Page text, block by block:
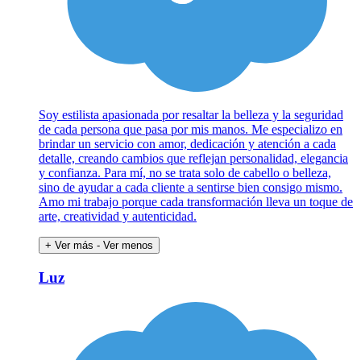
Soy estilista apasionada por resaltar la belleza y la seguridad
de cada persona que pasa por mis manos. Me especializo en
brindar un servicio con amor, dedicación y atención a cada
detalle, creando cambios que reflejan personalidad, elegancia
y confianza. Para mí, no se trata solo de cabello o belleza,
sino de ayudar a cada cliente a sentirse bien consigo mismo.
Amo mi trabajo porque cada transformación lleva un toque de
arte, creatividad y autenticidad.
+ Ver más - Ver menos
Luz